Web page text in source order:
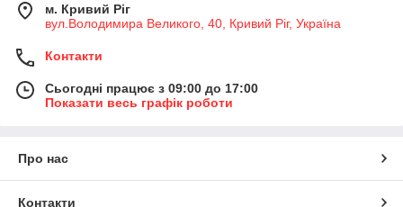
м. Кривий Ріг
вул.Володимира Великого, 40, Кривий Ріг, Україна
Контакти
Сьогодні працює з 09:00 до 17:00
Показати весь графік роботи
Про нас
Контакти